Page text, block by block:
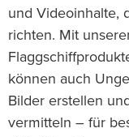
und Videoinhalte,
richten. Mit
können auch
Bilder erstellen
vermitteln – für